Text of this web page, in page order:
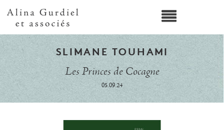
SLIMANE TOUHAMI
Les Princes de Cocagne
05.09.24